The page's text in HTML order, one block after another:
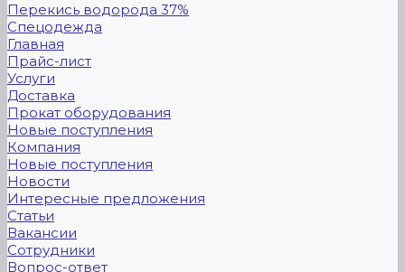
Перекись водорода 37%
Спецодежда
Главная
Прайс-лист
Услуги
Доставка
Прокат оборудования
Новые поступления
Компания
Новые поступления
Новости
Интересные предложения
Статьи
Вакансии
Сотрудники
Вопрос-ответ